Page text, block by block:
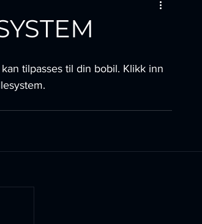
tilpasses til din bobil. Klikk inn